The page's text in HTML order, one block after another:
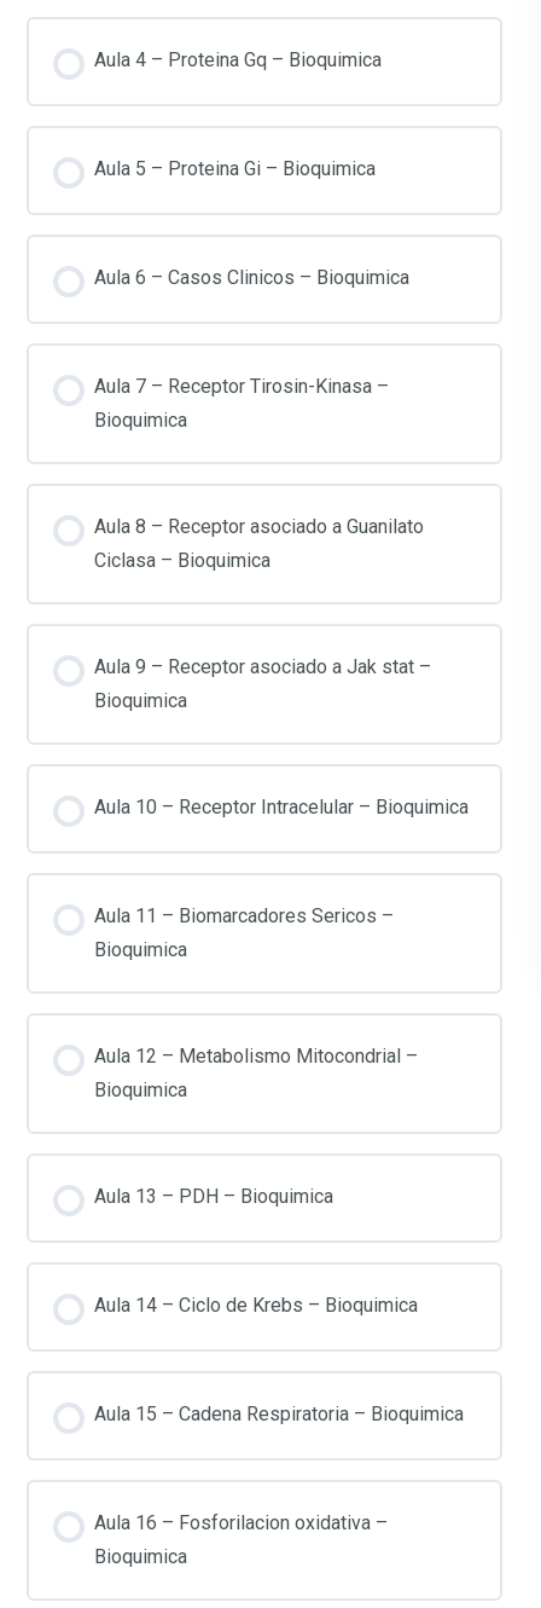
Aula 4 – Proteina Gq – Bioquimica
Aula 5 – Proteina Gi – Bioquimica
Aula 6 – Casos Clinicos – Bioquimica
Aula 7 – Receptor Tirosin-Kinasa –
Bioquimica
Aula 8 – Receptor asociado a Guanilato
Ciclasa – Bioquimica
Aula 9 – Receptor asociado a Jak stat –
Bioquimica
Aula 10 – Receptor Intracelular – Bioquimica
Aula 11 – Biomarcadores Sericos –
Bioquimica
Aula 12 – Metabolismo Mitocondrial –
Bioquimica
Aula 13 – PDH – Bioquimica
Aula 14 – Ciclo de Krebs – Bioquimica
Aula 15 – Cadena Respiratoria – Bioquimica
Aula 16 – Fosforilacion oxidativa –
Bioquimica